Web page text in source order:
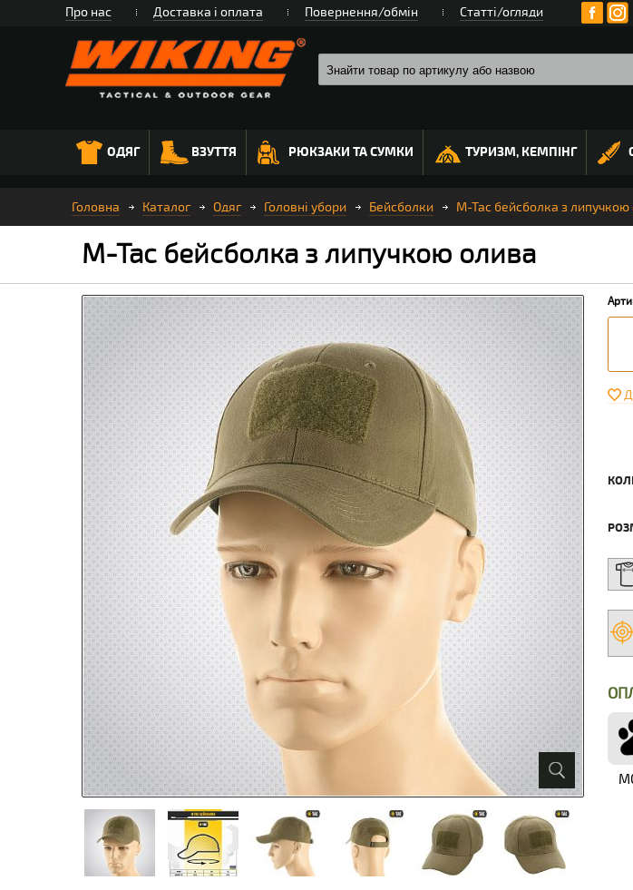
Про нас Доставка і оплата Повернення/обмін Статті/огляди
ОДЯГ ВЗУТТЯ РЮКЗАКИ ТА СУМКИ ТУРИЗМ, КЕМПІНГ
Головна Каталог Одяг Головні убори Бейсболки M-Tac бейсболка з липучкою
M-Tac бейсболка з липучкою олива